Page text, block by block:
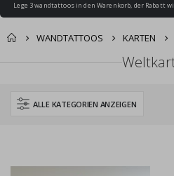
Lege 3 wandtattoos in den Warenkorb, der Rabatt
WANDTATTOOS KARTEN
ALLE KATEGORIEN ANZEIGEN